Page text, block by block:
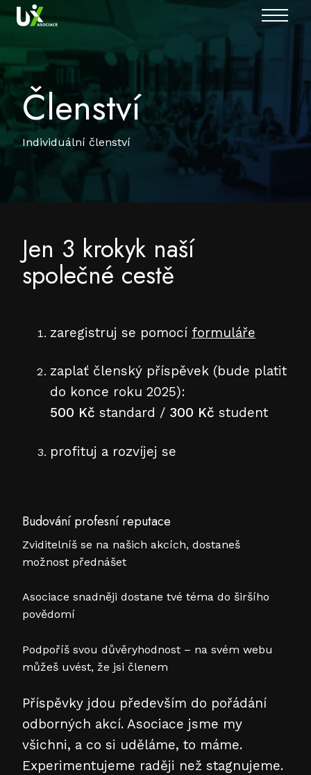
MENU
Členství
Individuální členství
Jen 3 krokyk naší
společné cestě
zaregistruj se pomocí formuláře
zaplať členský příspěvek (bude platit
do konce roku 2025):
500 Kč standard / 300 Kč student
profituj a rozvíjej se
Budování profesní reputace
Zviditelníš se na našich akcích, dostaneš
možnost přednášet
Asociace snadněji dostane tvé téma do širšího
povědomí
Podpoříš svou důvěryhodnost – na svém webu
můžeš uvést, že jsi členem
Příspěvky jdou především do pořádání
odborných akcí. Asociace jsme my
všichni, a co si uděláme, to máme.
Experimentujeme raději než stagnujeme.